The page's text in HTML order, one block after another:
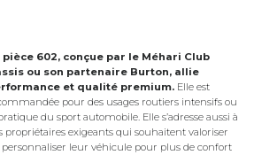
pièce 602, conçue par le Méhari Club
ou son partenaire Burton, allie
et qualité premium. Elle est
pour des usages routiers intensifs ou
du sport automobile. Elle s’adresse aussi à
propriétaires exigeants qui souhaitent valoriser
leur véhicule pour plus de confort